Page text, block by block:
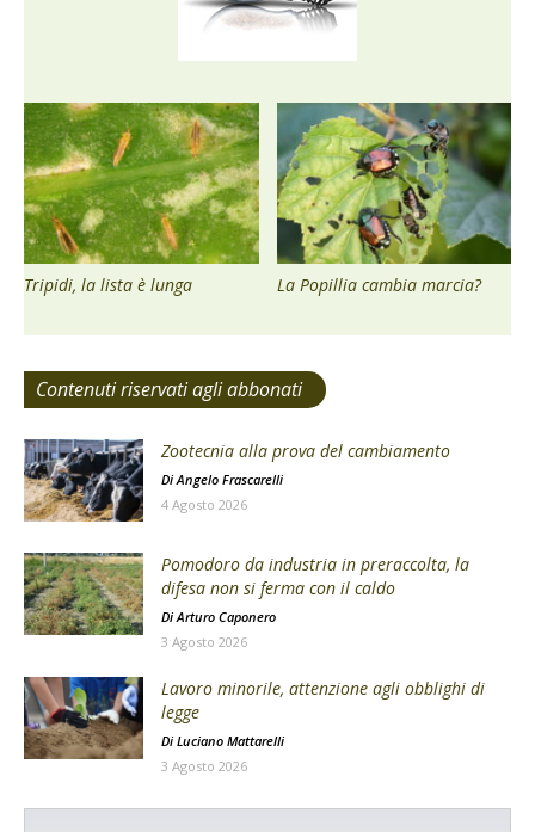
Tripidi, la lista è lunga La Popillia cambia marcia?
Contenuti riservati agli abbonati
Zootecnia alla prova del cambiamento
DiAngelo Frascarelli
4 Agosto 2026
Pomodoro da industria in preraccolta, la
difesa non si ferma con il caldo
Di Arturo Caponero
3 Agosto 2026
Lavoro minorile, attenzione agli obblighi di
legge
Di Luciano Mattarelli
3 Agosto 2026